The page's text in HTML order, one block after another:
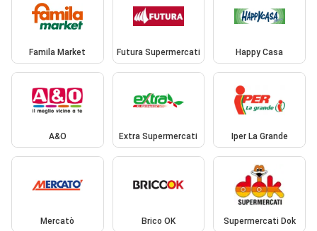
Famila Market Futura Supermercati Happy Casa
A&O Extra Supermercati Iper La Grande
Mercatò Brico OK Supermercati Dok